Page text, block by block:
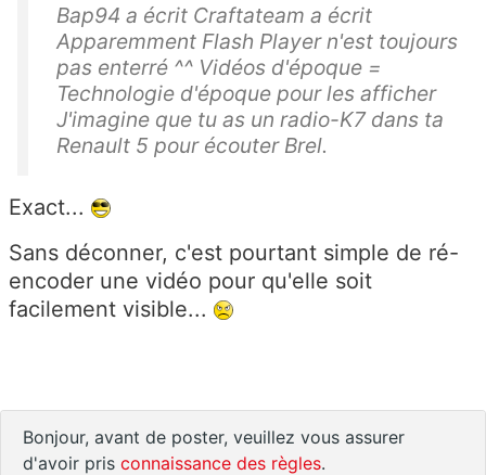
Bap94 a écrit Craftateam a écrit
Apparemment Flash Player n'est toujours
pas enterré ^^ Vidéos d'époque =
Technologie d'époque pour les afficher
J'imagine que tu as un radio-K7 dans ta
Renault 5 pour écouter Brel.
Exact...
Sans déconner, c'est pourtant simple de ré-
encoder une vidéo pour qu'elle soit
facilement visible...
Bonjour, avant de poster, veuillez vous assurer
d'avoir pris connaissance des règles.